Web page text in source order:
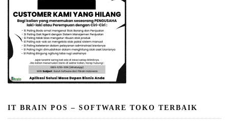
IT BRAIN POS – SOFTWARE TOKO TERBAIK